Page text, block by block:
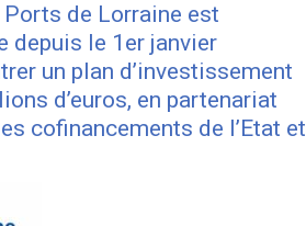
de Lorraine est
depuis le 1er janvier
un plan d’investissement
d’euros, en partenariat
cofinancements de l’Etat et